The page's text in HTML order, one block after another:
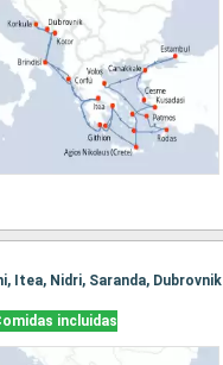
Itea, Nidri, Saranda, Dubrovnik
incluidas